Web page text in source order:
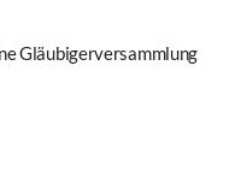
Gläubigerversammlung